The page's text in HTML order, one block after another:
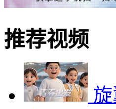
推荐视频